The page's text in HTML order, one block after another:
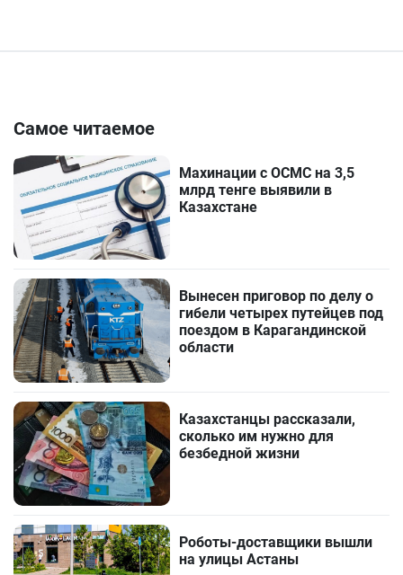
Самое читаемое
Махинации с ОСМС на 3,5
млрд тенге выявили в
Казахстане
Вынесен приговор по делу о
гибели четырех путейцев под
поездом в Карагандинской
области
Казахстанцы рассказали,
сколько им нужно для
безбедной жизни
Роботы-доставщики вышли
на улицы Астаны